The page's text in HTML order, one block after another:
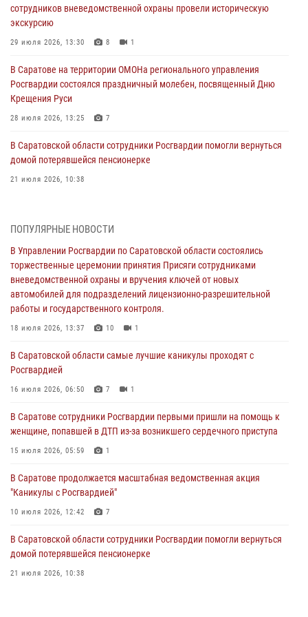
сотрудников вневедомственной охраны провели историческую
экскурсию
29 июля 2026, 13:30 8 1
В Саратове на территории ОМОНа регионального управления
Росгвардии состоялся праздничный молебен, посвященный Дню
Крещения Руси
28 июля 2026, 13:25 7
В Саратовской области сотрудники Росгвардии помогли вернуться
домой потерявшейся пенсионерке
21 июля 2026, 10:38
вневедомственной охраны и вручения ключей от новых
автомобилей для подразделений лицензионно-разрешительной
работы и государственного контроля.
18 июля 2026, 13:37 10 1
В Саратовской области самые лучшие каникулы проходят с
Росгвардией
В Саратове сотрудники Росгвардии первыми пришли на помощь к
женщине, попавшей в ДТП из-за возникшего сердечного приступа
В Саратове продолжается масштабная ведомственная акция
"Каникулы с Росгвардией"
В Саратовской области при содействии спецназа Росгвардии
задержан подозреваемый в незаконном обороте наркотиков
ПОПУЛЯРНЫЕ НОВОСТИ
В Управлении Росгвардии по Саратовской области состоялись
торжественные церемонии принятия Присяги сотрудниками
вневедомственной охраны и вручения ключей от новых
автомобилей для подразделений лицензионно-разрешительной
работы и государственного контроля.
18 июля 2026, 13:37 10 1
В Саратовской области самые лучшие каникулы проходят с
Росгвардией
16 июля 2026, 06:50 7 1
В Саратове сотрудники Росгвардии первыми пришли на помощь к
женщине, попавшей в ДТП из-за возникшего сердечного приступа
15 июля 2026, 05:59 1
В Саратове продолжается масштабная ведомственная акция
"Каникулы с Росгвардией"
10 июля 2026, 12:42 7
В Саратовской области сотрудники Росгвардии помогли вернуться
домой потерявшейся пенсионерке
21 июля 2026, 10:38